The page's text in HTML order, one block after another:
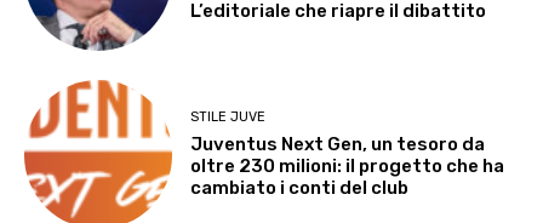
L’editoriale che riapre il dibattito
STILE JUVE
Juventus Next Gen, un tesoro da
oltre 230 milioni: il progetto che ha
cambiato i conti del club